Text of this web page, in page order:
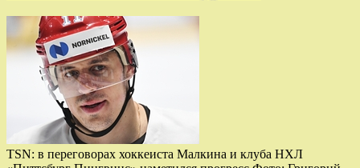
TSN: в переговорах хоккеиста Малкина и клуба НХЛ